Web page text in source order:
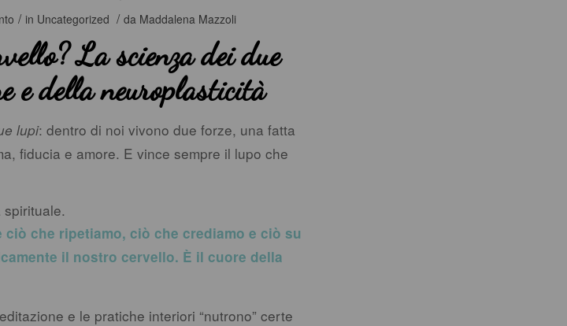
/ in Uncategorized / da Maddalena Mazzoli
La scienza dei due
e della neuroplasticità
lupi: dentro di noi vivono due forze, una fatta
fiducia e amore. E vince sempre il lupo che
che ripetiamo, ciò che crediamo e ciò su
il nostro cervello. È il cuore della
e le pratiche interiori “nutrono” certe